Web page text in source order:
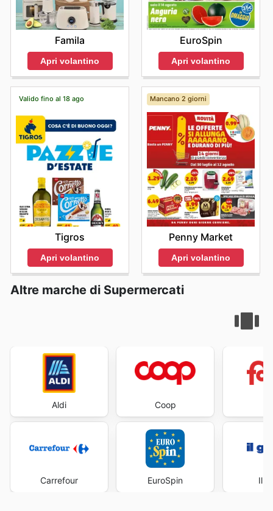
Famila
Apri volantino
EuroSpin
Apri volantino
Valido fino al 18 ago
Tigros
Apri volantino
Mancano 2 giorni
Penny Market
Apri volantino
Altre marche di Supermercati
Aldi
Carrefour
Coop
EuroSpin Il